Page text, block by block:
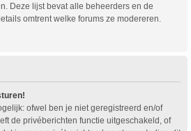
Deze lijst bevat alle beheerders en de
omtrent welke forums ze modereren.
ofwel ben je niet geregistreerd en/of
de privéberichten functie uitgeschakeld, of